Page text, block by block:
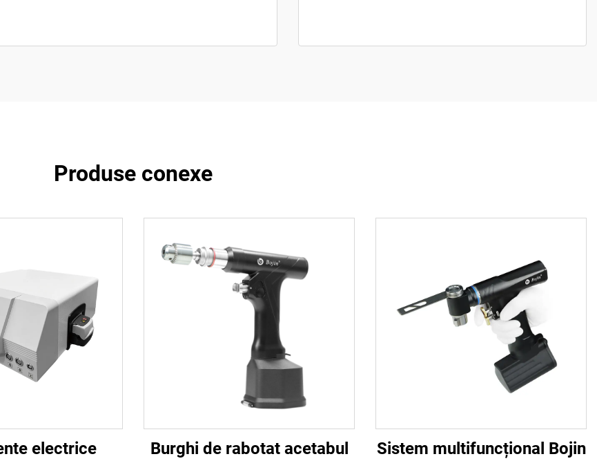
Produse conexe
electrice
Burghi de rabotat acetabul
Sistem multifuncțional Bojin